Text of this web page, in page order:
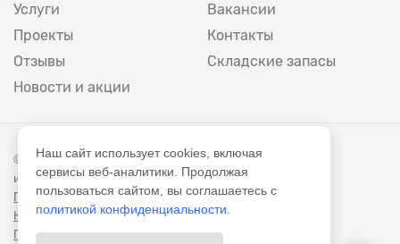
Услуги
Проекты
Отзывы
Новости и акции
Вакансии
Контакты
Складские запасы
© 2012 - 2026 Экорезина - производство
и продажа резиновой плитки и крошки.
Политика конфиденциальности
Юридические данные
Политика обработки персональных
Наш сайт использует cookies, включая
сервисы веб-аналитики. Продолжая
пользоваться сайтом, вы соглашаетесь с
политикой конфиденциальности